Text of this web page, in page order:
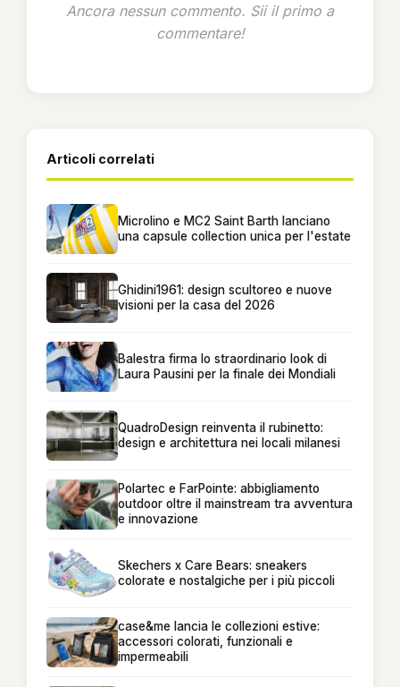
Ancora nessun commento. Sii il primo a
commentare!
Articoli correlati
Microlino e MC2 Saint Barth lanciano
una capsule collection unica per l'estate
Ghidini1961: design scultoreo e nuove
visioni per la casa del 2026
Balestra firma lo straordinario look di
Laura Pausini per la finale dei Mondiali
QuadroDesign reinventa il rubinetto:
design e architettura nei locali milanesi
Polartec e FarPointe: abbigliamento
outdoor oltre il mainstream tra avventura
e innovazione
Skechers x Care Bears: sneakers
colorate e nostalgiche per i più piccoli
case&me lancia le collezioni estive:
accessori colorati, funzionali e
impermeabili